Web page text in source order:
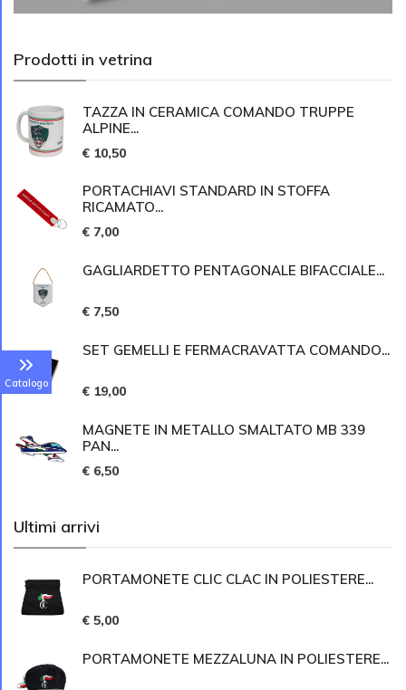
Catalogo
Prodotti in vetrina
TAZZA IN CERAMICA COMANDO TRUPPE
ALPINE...
€ 10,50
PORTACHIAVI STANDARD IN STOFFA
RICAMATO...
€ 7,00
GAGLIARDETTO PENTAGONALE BIFACCIALE...
€ 7,50
SET GEMELLI E FERMACRAVATTA COMANDO...
€ 19,00
MAGNETE IN METALLO SMALTATO MB 339
PAN...
€ 6,50
Ultimi arrivi
PORTAMONETE CLIC CLAC IN POLIESTERE...
€ 5,00
PORTAMONETE MEZZALUNA IN POLIESTERE...